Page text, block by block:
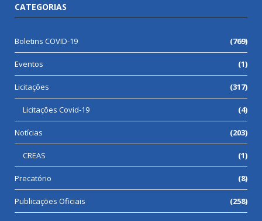
CATEGORIAS
Boletins COVID-19 (769)
Eventos (1)
Licitações (317)
Licitações Covid-19 (4)
Notícias (203)
CREAS (1)
Precatório (8)
Publicações Oficiais (258)